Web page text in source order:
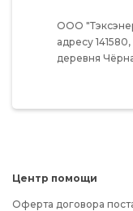
ООО
адресу 141580,
деревня
Центр помощи
Оферта договора